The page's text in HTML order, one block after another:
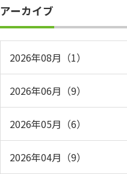
アーカイブ
2026年08月（1）
2026年06月（9）
2026年05月（6）
2026年04月（9）